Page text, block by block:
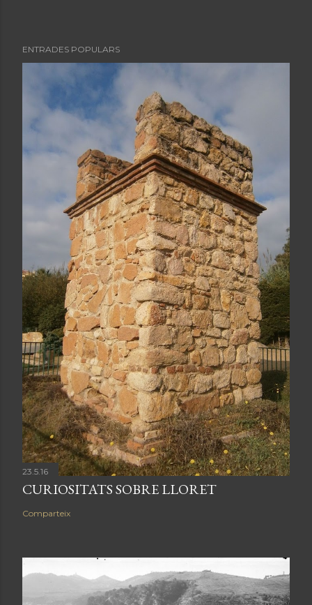
ENTRADES POPULARS
23.5.16
CURIOSITATS SOBRE LLORET
Comparteix